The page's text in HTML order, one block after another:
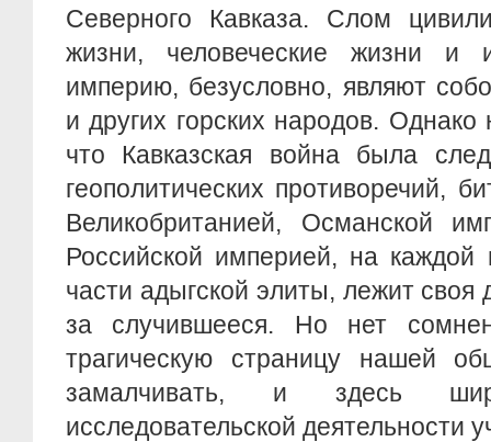
Северного Кавказа. Слом
жизни, человеческие жизни и
империю, безусловно, являют
и других горских народов. Однако
что Кавказская война была
геополитических противоречий,
Великобританией, Османской
Российской империей, на
части адыгской элиты, лежит своя
за случившееся. Но нет
трагическую страницу нашей
замалчивать, и здесь
исследовательской деятельности